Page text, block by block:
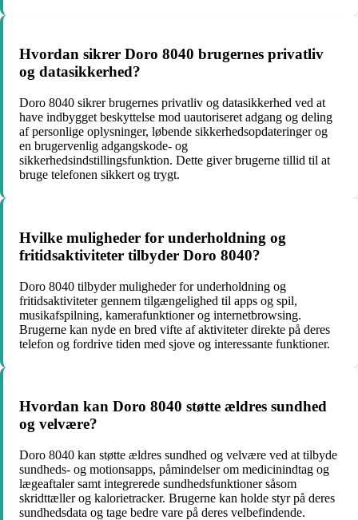
Hvordan sikrer Doro 8040 brugernes privatliv
og datasikkerhed?
Doro 8040 sikrer brugernes privatliv og datasikkerhed ved at
have indbygget beskyttelse mod uautoriseret adgang og deling
af personlige oplysninger, løbende sikkerhedsopdateringer og
en brugervenlig adgangskode- og
sikkerhedsindstillingsfunktion. Dette giver brugerne tillid til at
bruge telefonen sikkert og trygt.
Hvilke muligheder for underholdning og
fritidsaktiviteter tilbyder Doro 8040?
Doro 8040 tilbyder muligheder for underholdning og
fritidsaktiviteter gennem tilgængelighed til apps og spil,
musikafspilning, kamerafunktioner og internetbrowsing.
Brugerne kan nyde en bred vifte af aktiviteter direkte på deres
telefon og fordrive tiden med sjove og interessante funktioner.
Hvordan kan Doro 8040 støtte ældres sundhed
og velvære?
Doro 8040 kan støtte ældres sundhed og velvære ved at tilbyde
sundheds- og motionsapps, påmindelser om medicinindtag og
lægeaftaler samt integrerede sundhedsfunktioner såsom
skridttæller og kalorietracker. Brugerne kan holde styr på deres
sundhedsdata og tage bedre vare på deres velbefindende.